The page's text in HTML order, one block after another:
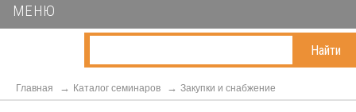
МЕНЮ
Найти
Главная Каталог семинаров Закупки и снабжение